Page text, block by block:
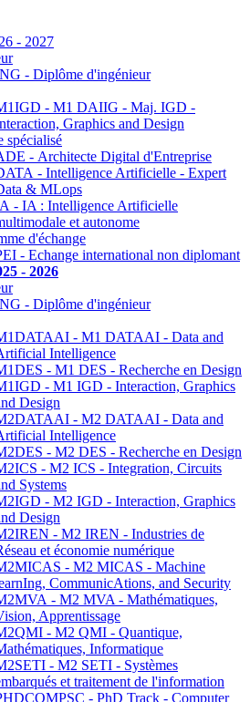
- 2027
- Diplôme d'ingénieur
- M1 DAIIG - Maj. IGD -
Graphics and Design
spécialisé
- Architecte Digital d'Entreprise
- Intelligence Artificielle - Expert
& MLops
- IA : Intelligence Artificielle
et autonome
d'échange
- Echange international non diplomant
- 2026
- Diplôme d'ingénieur
- M1 DATAAI - Data and
Intelligence
- M1 DES - Recherche en Design
- M1 IGD - Interaction, Graphics
Design
- M2 DATAAI - Data and
Intelligence
- M2 DES - Recherche en Design
- M2 ICS - Integration, Circuits
Systems
- M2 IGD - Interaction, Graphics
Design
- M2 IREN - Industries de
et économie numérique
- M2 MICAS - Machine
CommunicAtions, and Security
- M2 MVA - Mathématiques,
Apprentissage
- M2 QMI - Quantique,
Informatique
- M2 SETI - Systèmes
et traitement de l'information
- PhD Track - Computer